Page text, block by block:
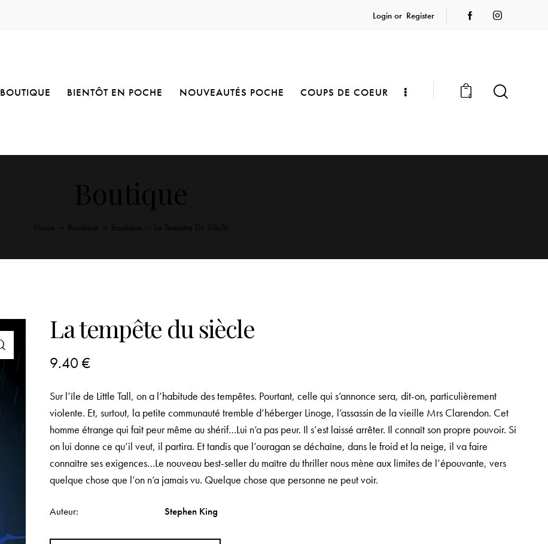
Login or Register
BOUTIQUE BIENTÔT EN POCHE NOUVEAUTÉS POCHE COUPS DE COEUR 0
La tempête du siècle
9.40€
Sur l’île de Little Tall, on a l’habitude des tempêtes. Pourtant, celle qui s’annonce sera, dit-on, particulièrement
violente. Et, surtout, la petite communauté tremble d’héberger Linoge, l’assassin de la vieille Mrs Clarendon. Cet
homme étrange qui fait peur même au shérif…Lui n’a pas peur. Il s’est laissé arrêter. Il connaît son propre pouvoir. Si
on lui donne ce qu’il veut, il partira. Et tandis que l’ouragan se déchaîne, dans le froid et la neige, il va faire
connaître ses exigences…Le nouveau best-seller du maître du thriller nous mène aux limites de l’épouvante, vers
quelque chose que l’on n’a jamais vu. Quelque chose que personne ne peut voir.
Auteur Stephen King